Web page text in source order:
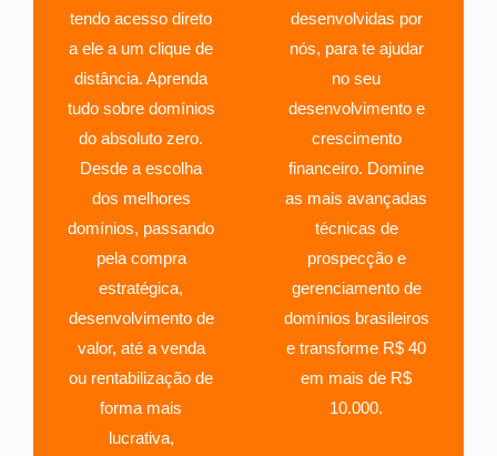
tendo acesso direto
a ele a um clique de
distância. Aprenda
tudo sobre domínios
do absoluto zero.
Desde a escolha
dos melhores
domínios, passando
pela compra
estratégica,
desenvolvimento de
valor, até a venda
ou rentabilização de
forma mais
lucrativa,
desenvolvidas por
nós, para te ajudar
no seu
desenvolvimento e
crescimento
financeiro. Domine
as mais avançadas
técnicas de
prospecção e
gerenciamento de
domínios brasileiros
e transforme R$ 40
em mais de R$
10.000.